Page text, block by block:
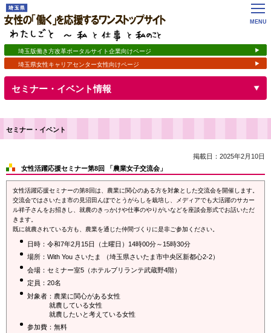
女性の「働く」を応援するワンストップサイト
わたしごと ～私 と 仕事 と 私のこと
埼玉版働き方改革ポータルサイト企業向けページ
埼玉県女性キャリアセンター女性向けページ
MENU
セミナー・イベント情報
セミナー・イベント
掲載日：2025年2月10日
女性活躍応援セミナー第8回 「農業女子交流会」
女性活躍応援セミナーの第8回は、農業に関心のある方を対象とした交流会を開催します。
交流会ではさいたま市の見沼田んぼでとうがらしを栽培し、メディアでも大活躍のサカー
ル祥子さんをお招きし、就農のきっかけや仕事のやりがいなどを座談会形式でお話いただ
きます。
既に就農されている方も、農業を通じた仲間づくりに是非ご参加ください。
日時：令和7年2月15日（土曜日）14時00分～15時30分
場所：With You さいたま （埼玉県さいたま市中央区新都心2-2）
会場：セミナー室5（ホテルブリランテ武蔵野4階）
定員：20名
対象者：農業に関心がある女性
就農している女性
就農したいと考えている女性
参加費：無料